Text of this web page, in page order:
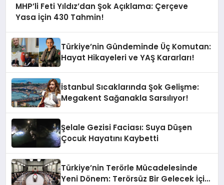
MHP’li Feti Yıldız’dan Şok Açıklama: Çerçeve
Yasa İçin 430 Tahmin!
Türkiye’nin Gündeminde Üç Komutan:
Hayat Hikayeleri ve YAŞ Kararları!
İstanbul Sıcaklarında Şok Gelişme:
Megakent Sağanakla Sarsılıyor!
Şelale Gezisi Faciası: Suya Düşen
Çocuk Hayatını Kaybetti
Türkiye’nin Terörle Mücadelesinde
Yeni Dönem: Terörsüz Bir Gelecek İçin